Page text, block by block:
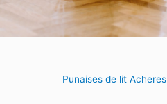
Punaises de lit Acheres